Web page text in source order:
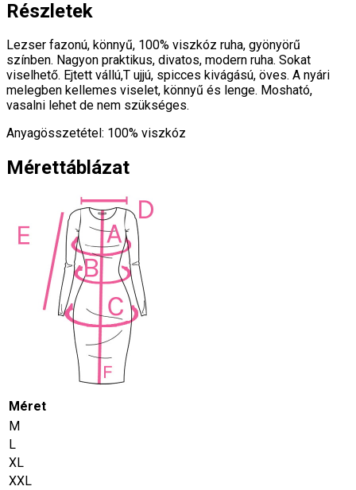
Részletek
Lezser fazonú, könnyű, 100% viszkóz ruha, gyönyörű
színben. Nagyon praktikus, divatos, modern ruha. Sokat
viselhető. Ejtett vállú,T ujjú, spicces kivágású, öves. A nyári
melegben kellemes viselet, könnyű és lenge. Mosható,
vasalni lehet de nem szükséges.
Anyagösszetétel: 100% viszkóz
Mérettáblázat
Méret
M
L
XL
XXL